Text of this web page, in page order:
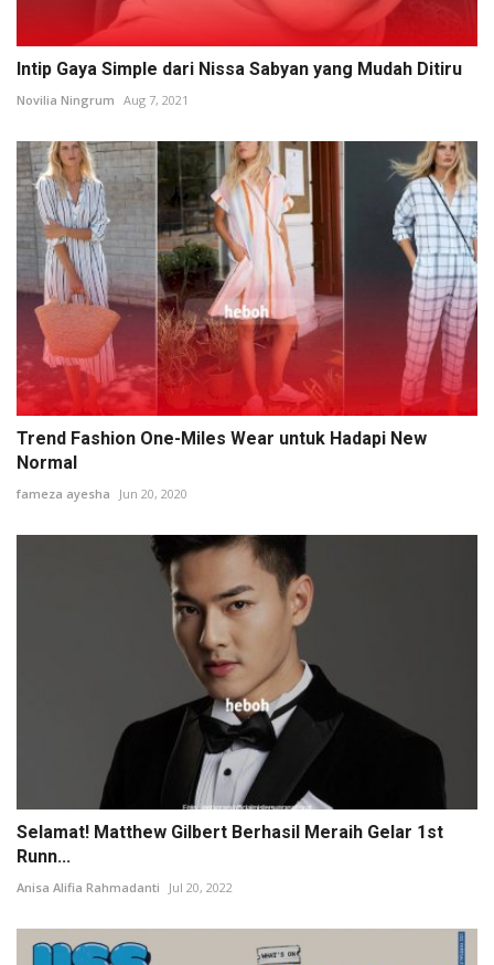
Intip Gaya Simple dari Nissa Sabyan yang Mudah Ditiru
Novilia Ningrum Aug 7, 2021
Trend Fashion One-Miles Wear untuk Hadapi New
Normal
fameza ayesha Jun 20, 2020
Selamat! Matthew Gilbert Berhasil Meraih Gelar 1st
Runn...
Anisa Alifia Rahmadanti Jul 20, 2022